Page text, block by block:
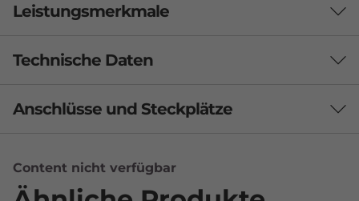
Leistungsmerkmale
DEFINIEREN SIE NEU, WAS MÖGLICH IST
Ihre kreative All-in-
Werten Sie Ihren Arbeitsplatz mit dem KI-
gestützten kreativen Kraftpaket Lenovo Yoga
Technische Daten
Leistung
2 x 2W-Hochtöner
2 x 5-W-Tieftöner
Anschlüsse und Steckplätze
Content nicht verfügbar